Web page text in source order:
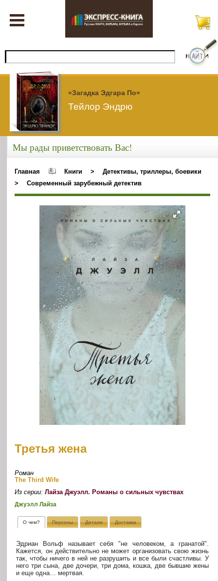
«Загадка Эдгара По»
Тейлор Эндрю
Мы рады приветствовать Вас!
Главная Книги >
Детективы, триллеры, боевики
>
Современный зарубежный детектив
Третья жена
Роман
The Third Wife
Из серии:Лайза Джуэлл. Романы о сильных чувствах
Джуэлл Лайза
О чем? Персоны Детали Доставка
Эдриан Вольф называет себя "не человеком, а гранатой".
Кажется, он действительно не может организовать свою жизнь
так, чтобы ничего в ней не разрушить и все были счастливы. У
него три сына, две дочери, три дома, кошка, две бывшие жены
и еще одна… мертвая.